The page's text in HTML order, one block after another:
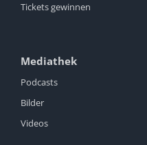
Tickets gewinnen
Mediathek
Podcasts
Bilder
Videos